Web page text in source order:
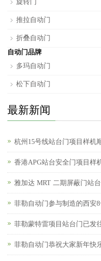
旋转门
推拉自动门
折叠自动门
自动门品牌
多玛自动门
松下自动门
最新新闻
杭州15号线站台门项目样机
香港APG站台安全门项目样
雅加达 MRT 二期屏蔽门站
菲勒自动门参与制造的西安
菲勒蒙特雷项目站台门已发
菲勒自动门恭祝大家新年快